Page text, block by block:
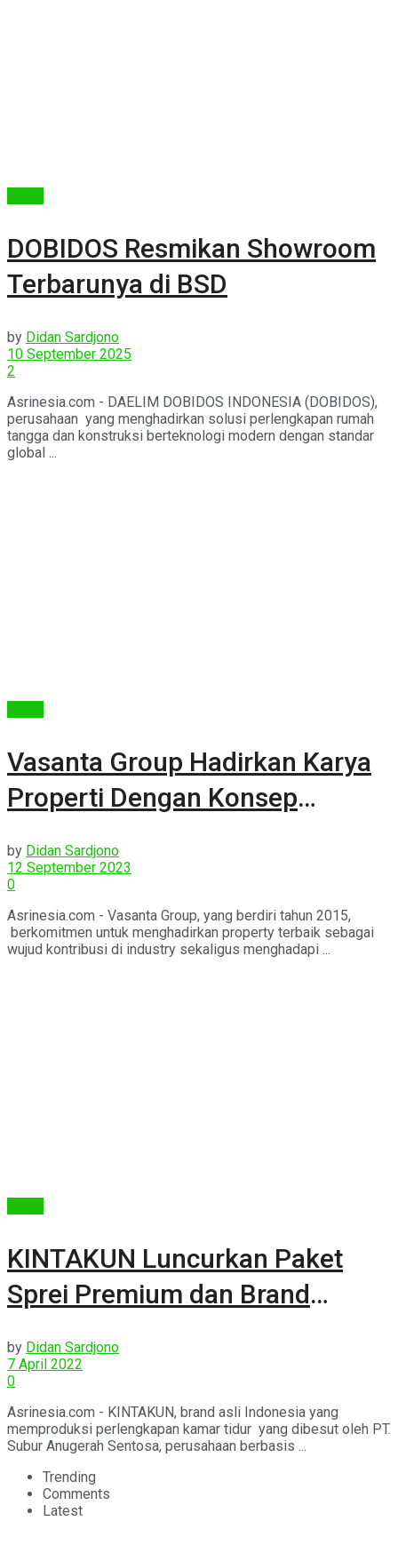
DOBIDOS Resmikan Showroom
Terbarunya di BSD
by Didan Sardjono
10 September 2025
2
Asrinesia.com - DAELIM DOBIDOS INDONESIA (DOBIDOS),
perusahaan yang menghadirkan solusi perlengkapan rumah
tangga dan konstruksi berteknologi modern dengan standar
global ...
Vasanta Group Hadirkan Karya
Properti Dengan Konsep
by Didan Sardjono
12 September 2023
0
Asrinesia.com - Vasanta Group, yang berdiri tahun 2015,
berkomitmen untuk menghadirkan property terbaik sebagai
wujud kontribusi di industry sekaligus menghadapi ...
KINTAKUN Luncurkan Paket
Sprei Premium dan Brand
by Didan Sardjono
7 April 2022
0
Asrinesia.com - KINTAKUN, brand asli Indonesia yang
memproduksi perlengkapan kamar tidur yang dibesut oleh PT.
Subur Anugerah Sentosa, perusahaan berbasis ...
Trending
Comments
Latest